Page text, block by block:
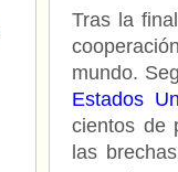
Tras la
mundo.
Estados
cientos de
las